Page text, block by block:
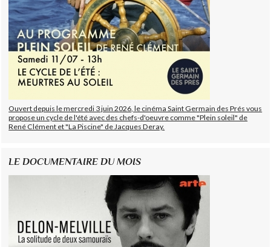
Ouvert depuis le mercredi 3 juin 2026, le cinéma Saint Germain des Prés vous
propose un cycle de l'été avec des chefs-d'oeuvre comme "Plein soleil" de
René Clément et "La Piscine" de Jacques Deray.
LE DOCUMENTAIRE DU MOIS